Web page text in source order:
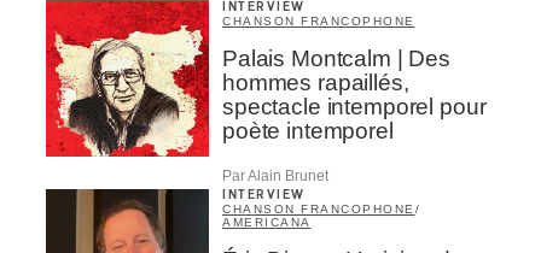
INTERVIEW
CHANSON FRANCOPHONE
Palais Montcalm | Des
hommes rapaillés,
spectacle intemporel pour
poète intemporel
Par Alain Brunet
INTERVIEW
CHANSON FRANCOPHONE /
AMERICANA
Votre courriel*
Prénom*